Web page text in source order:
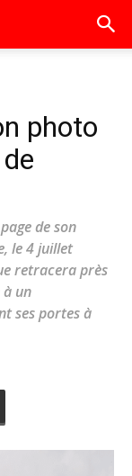
photo
de son
le 4 juillet
retracera près
à un
ses portes à